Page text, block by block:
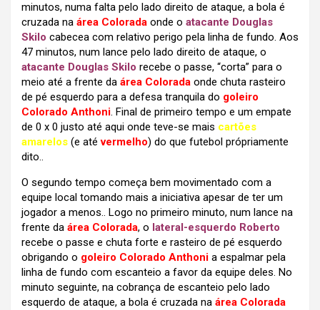
minutos, numa falta pelo lado direito de ataque, a bola é
cruzada na área Colorada onde o atacante Douglas
Skilo cabecea com relativo perigo pela linha de fundo. Aos
47 minutos, num lance pelo lado direito de ataque, o
atacante Douglas Skilo recebe o passe, “corta” para o
meio até a frente da área Colorada onde chuta rasteiro
de pé esquerdo para a defesa tranquila do goleiro
Colorado Anthoni. Final de primeiro tempo e um empate
de 0 x 0 justo até aqui onde teve-se mais cartões
amarelos (e atévermelho) do que futebol própriamente
dito..
O segundo tempo começa bem movimentado com a
equipe local tomando mais a iniciativa apesar de ter um
jogador a menos.. Logo no primeiro minuto, num lance na
frente da área Colorada, o lateral-esquerdo Roberto
recebe o passe e chuta forte e rasteiro de pé esquerdo
obrigando o goleiro Colorado Anthoni a espalmar pela
linha de fundo com escanteio a favor da equipe deles. No
minuto seguinte, na cobrança de escanteio pelo lado
esquerdo de ataque, a bola é cruzada na área Colorada